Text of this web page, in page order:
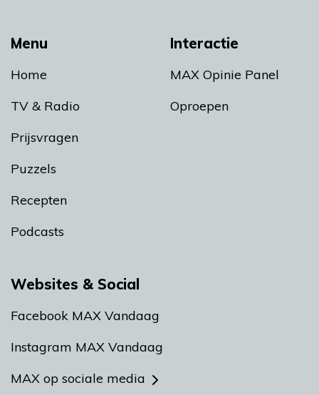
Menu
Home
TV & Radio
Prijsvragen
Puzzels
Recepten
Podcasts
Interactie
MAX Opinie Panel
Oproepen
Websites & Social
Facebook MAX Vandaag
Instagram MAX Vandaag
MAX op sociale media